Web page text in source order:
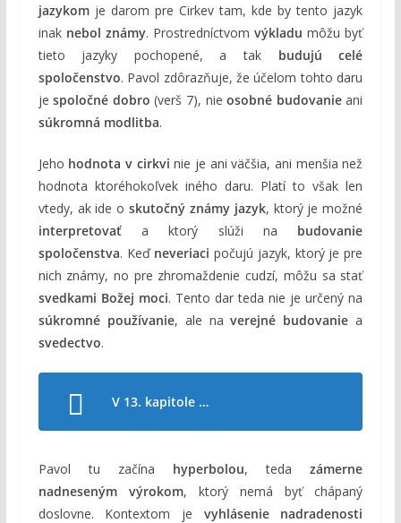
jazykomje darom pre Cirkev tam, kde by tento jazyk
inak nebol známy. Prostredníctvomvýkladu môžu byť
tieto jazyky pochopené, a tak budujú celé
spoločenstvo. Pavol zdôrazňuje, že účelom tohto daru
jespoločné dobro (verš 7), nieosobné budovanieani
súkromná modlitba.
Jeho hodnota v cirkvi nie je ani väčšia, ani menšia než
hodnota ktoréhokoľvek iného daru. Platí to však len
vtedy, ak ide oskutočný známy jazyk, ktorý je možné
interpretovaťa ktorý slúži na budovanie
spoločenstva. Keď neveriaci počujú jazyk, ktorý je pre
nich známy, no pre zhromaždenie cudzí, môžu sa stať
svedkami Božej moci. Tento dar teda nie je určený na
súkromné používanie, ale naverejné budovanie a
svedectvo.
V 13. kapitole …
Pavol tu začína hyperbolou, tedazámerne
nadneseným výrokom, ktorý nemá byť chápaný
doslovne. Kontextom je vyhlásenie nadradenosti